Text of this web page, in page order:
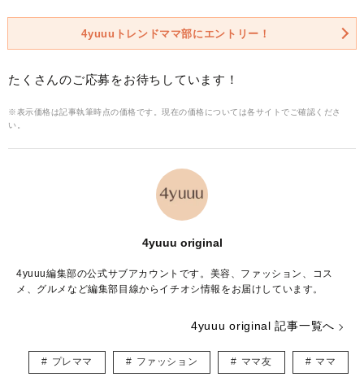
4yuuuトレンドママ部にエントリー！
たくさんのご応募をお待ちしています！
※表示価格は記事執筆時点の価格です。現在の価格については各サイトでご確認くださ
い。
4yuuu original
4yuuu編集部の公式サブアカウントです。美容、ファッション、コス
メ、グルメなど編集部目線からイチオシ情報をお届けしています。
4yuuu original 記事一覧へ
プレママ ファッション ママ友 ママ